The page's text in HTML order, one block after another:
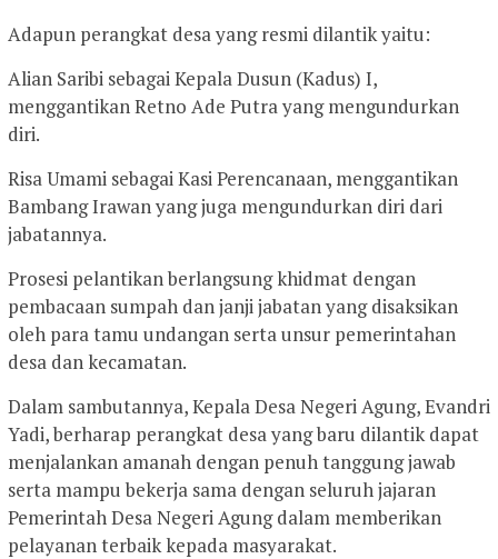
Adapun perangkat desa yang resmi dilantik yaitu:
Alian Saribi sebagai Kepala Dusun (Kadus) I,
menggantikan Retno Ade Putra yang mengundurkan
diri.
Risa Umami sebagai Kasi Perencanaan, menggantikan
Bambang Irawan yang juga mengundurkan diri dari
jabatannya.
Prosesi pelantikan berlangsung khidmat dengan
pembacaan sumpah dan janji jabatan yang disaksikan
oleh para tamu undangan serta unsur pemerintahan
desa dan kecamatan.
Dalam sambutannya, Kepala Desa Negeri Agung, Evandri
Yadi, berharap perangkat desa yang baru dilantik dapat
menjalankan amanah dengan penuh tanggung jawab
serta mampu bekerja sama dengan seluruh jajaran
Pemerintah Desa Negeri Agung dalam memberikan
pelayanan terbaik kepada masyarakat.